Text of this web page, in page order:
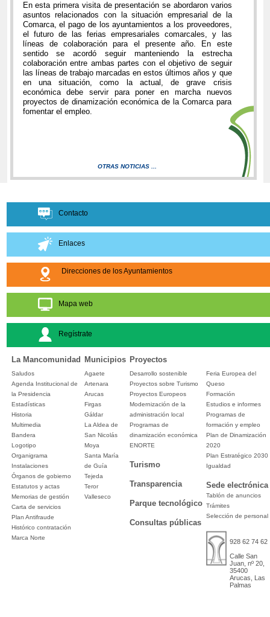
En esta primera visita de presentación se abordaron varios
asuntos relacionados con la situación empresarial de la
Comarca, el pago de los ayuntamientos a los proveedores,
el futuro de las ferias empresariales comarcales, y las
líneas de colaboración para el presente año. En este
sentido se acordó seguir manteniendo la estrecha
colaboración entre ambas partes con el objetivo de seguir
las líneas de trabajo marcadas en estos últimos años y que
en una situación, como la actual, de grave crisis
económica debe servir para poner en marcha nuevos
proyectos de dinamización económica de la Comarca para
fomentar el empleo.
OTRAS NOTICIAS ...
Contacto
Enlaces
Direcciones de los Ayuntamientos
Mapa web
Regístrate
La Mancomunidad Municipios Proyectos
Saludos
Agenda Institucional de
la Presidencia
Estadísticas
Historia
Multimedia
Bandera
Logotipo
Organigrama
Instalaciones
Órganos de gobierno
Estatutos y actas
Memorias de gestión
Carta de servicios
Plan Antifraude
Histórico contratación
Marca Norte
Agaete
Artenara
Arucas
Firgas
Gáldar
La Aldea de
San Nicolás
Moya
Santa María
de Guía
Tejeda
Teror
Valleseco
Desarrollo sostenible
Proyectos sobre Turismo
Proyectos Europeos
Modernización de la
administración local
Programas de
dinamización económica
ENORTE
Turismo
Transparencia
Parque tecnológico
Consultas públicas
Feria Europea del
Queso
Formación
Estudios e informes
Programas de
formación y empleo
Plan de Dinamización
2020
Plan Estratégico 2030
Igualdad
Sede electrónica
Tablón de anuncios
Trámites
Selección de personal
928 62 74 62
Calle San
Juan, nº 20,
35400
Arucas, Las
Palmas